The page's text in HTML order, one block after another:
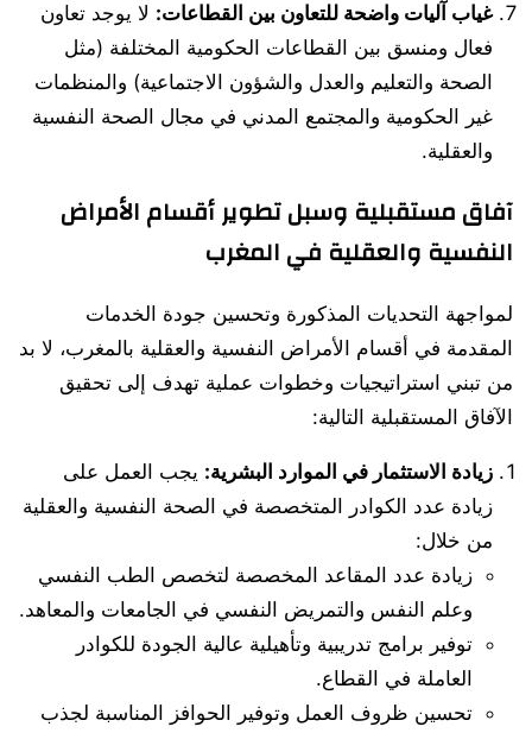
غياب آليات واضحة للتعاون بين القطاعات: لا يوجد تعاون
فعال ومنسق بين القطاعات الحكومية المختلفة (مثل
الصحة والتعليم والعدل والشؤون الاجتماعية) والمنظمات
غير الحكومية والمجتمع المدني في مجال الصحة النفسية
والعقلية.
آفاق مستقبلية وسبل تطوير أقسام الأمراض
النفسية والعقلية في المغرب
لمواجهة التحديات المذكورة وتحسين جودة الخدمات
المقدمة في أقسام الأمراض النفسية والعقلية بالمغرب، لا بد
من تبني استراتيجيات وخطوات عملية تهدف إلى تحقيق
الآفاق المستقبلية التالية:
زيادة الاستثمار في الموارد البشرية: يجب العمل على
زيادة عدد الكوادر المتخصصة في الصحة النفسية والعقلية
من خلال:
زيادة عدد المقاعد المخصصة لتخصص الطب النفسي
وعلم النفس والتمريض النفسي في الجامعات والمعاهد.
توفير برامج تدريبية وتأهيلية عالية الجودة للكوادر
العاملة في القطاع.
تحسين ظروف العمل وتوفير الحوافز المناسبة لجذب